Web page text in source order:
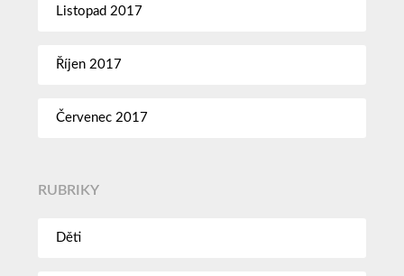
Listopad 2017
Říjen 2017
Červenec 2017
RUBRIKY
Děti